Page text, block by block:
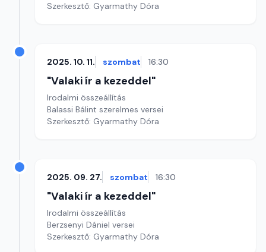
Szerkesztő: Gyarmathy Dóra
2025. 10. 11. szombat 16:30
"Valaki ír a kezeddel"
Irodalmi összeállítás
Balassi Bálint szerelmes versei
Szerkesztő: Gyarmathy Dóra
2025. 09. 27. szombat 16:30
"Valaki ír a kezeddel"
Irodalmi összeállítás
Berzsenyi Dániel versei
Szerkesztő: Gyarmathy Dóra